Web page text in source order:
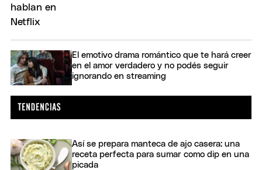
El emotivo drama romántico que te hará creer
en el amor verdadero y no podés seguir
ignorando en streaming
Así se prepara manteca de ajo casera: una
receta perfecta para sumar como dip en una
picada